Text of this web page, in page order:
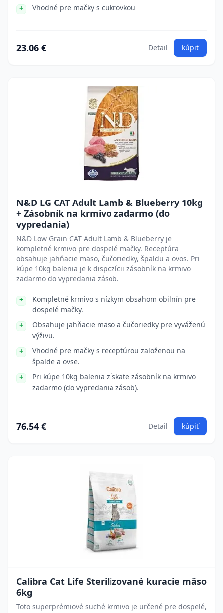
Vhodné pre mačky s cukrovkou
23.06 € Detail kúpiť
N&D LG CAT Adult Lamb & Blueberry 10kg
+ Zásobník na krmivo zadarmo (do
vypredania)
N&D Low Grain CAT Adult Lamb & Blueberry je
kompletné krmivo pre dospelé mačky. Receptúra
obsahuje jahňacie mäso, čučoriedky, špaldu a ovos. Pri
kúpe 10kg balenia je k dispozícii zásobník na krmivo
zadarmo do vypredania zásob.
Kompletné krmivo s nízkym obsahom obilnín pre
dospelé mačky.
Obsahuje jahňacie mäso a čučoriedky pre vyváženú
výživu.
Vhodné pre mačky s receptúrou založenou na
špalde a ovse.
Pri kúpe 10kg balenia získate zásobník na krmivo
zadarmo (do vypredania zásob).
76.54 € Detail kúpiť
Calibra Cat Life Sterilizované kuracie mäso
6kg
Toto superprémiové suché krmivo je určené pre dospelé,